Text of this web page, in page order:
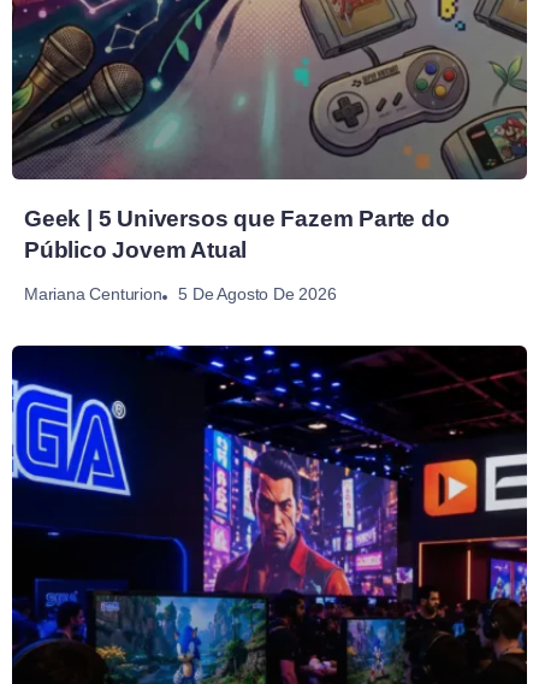
Geek | 5 Universos que Fazem Parte do
Público Jovem Atual
Mariana Centurion 5 De Agosto De 2026